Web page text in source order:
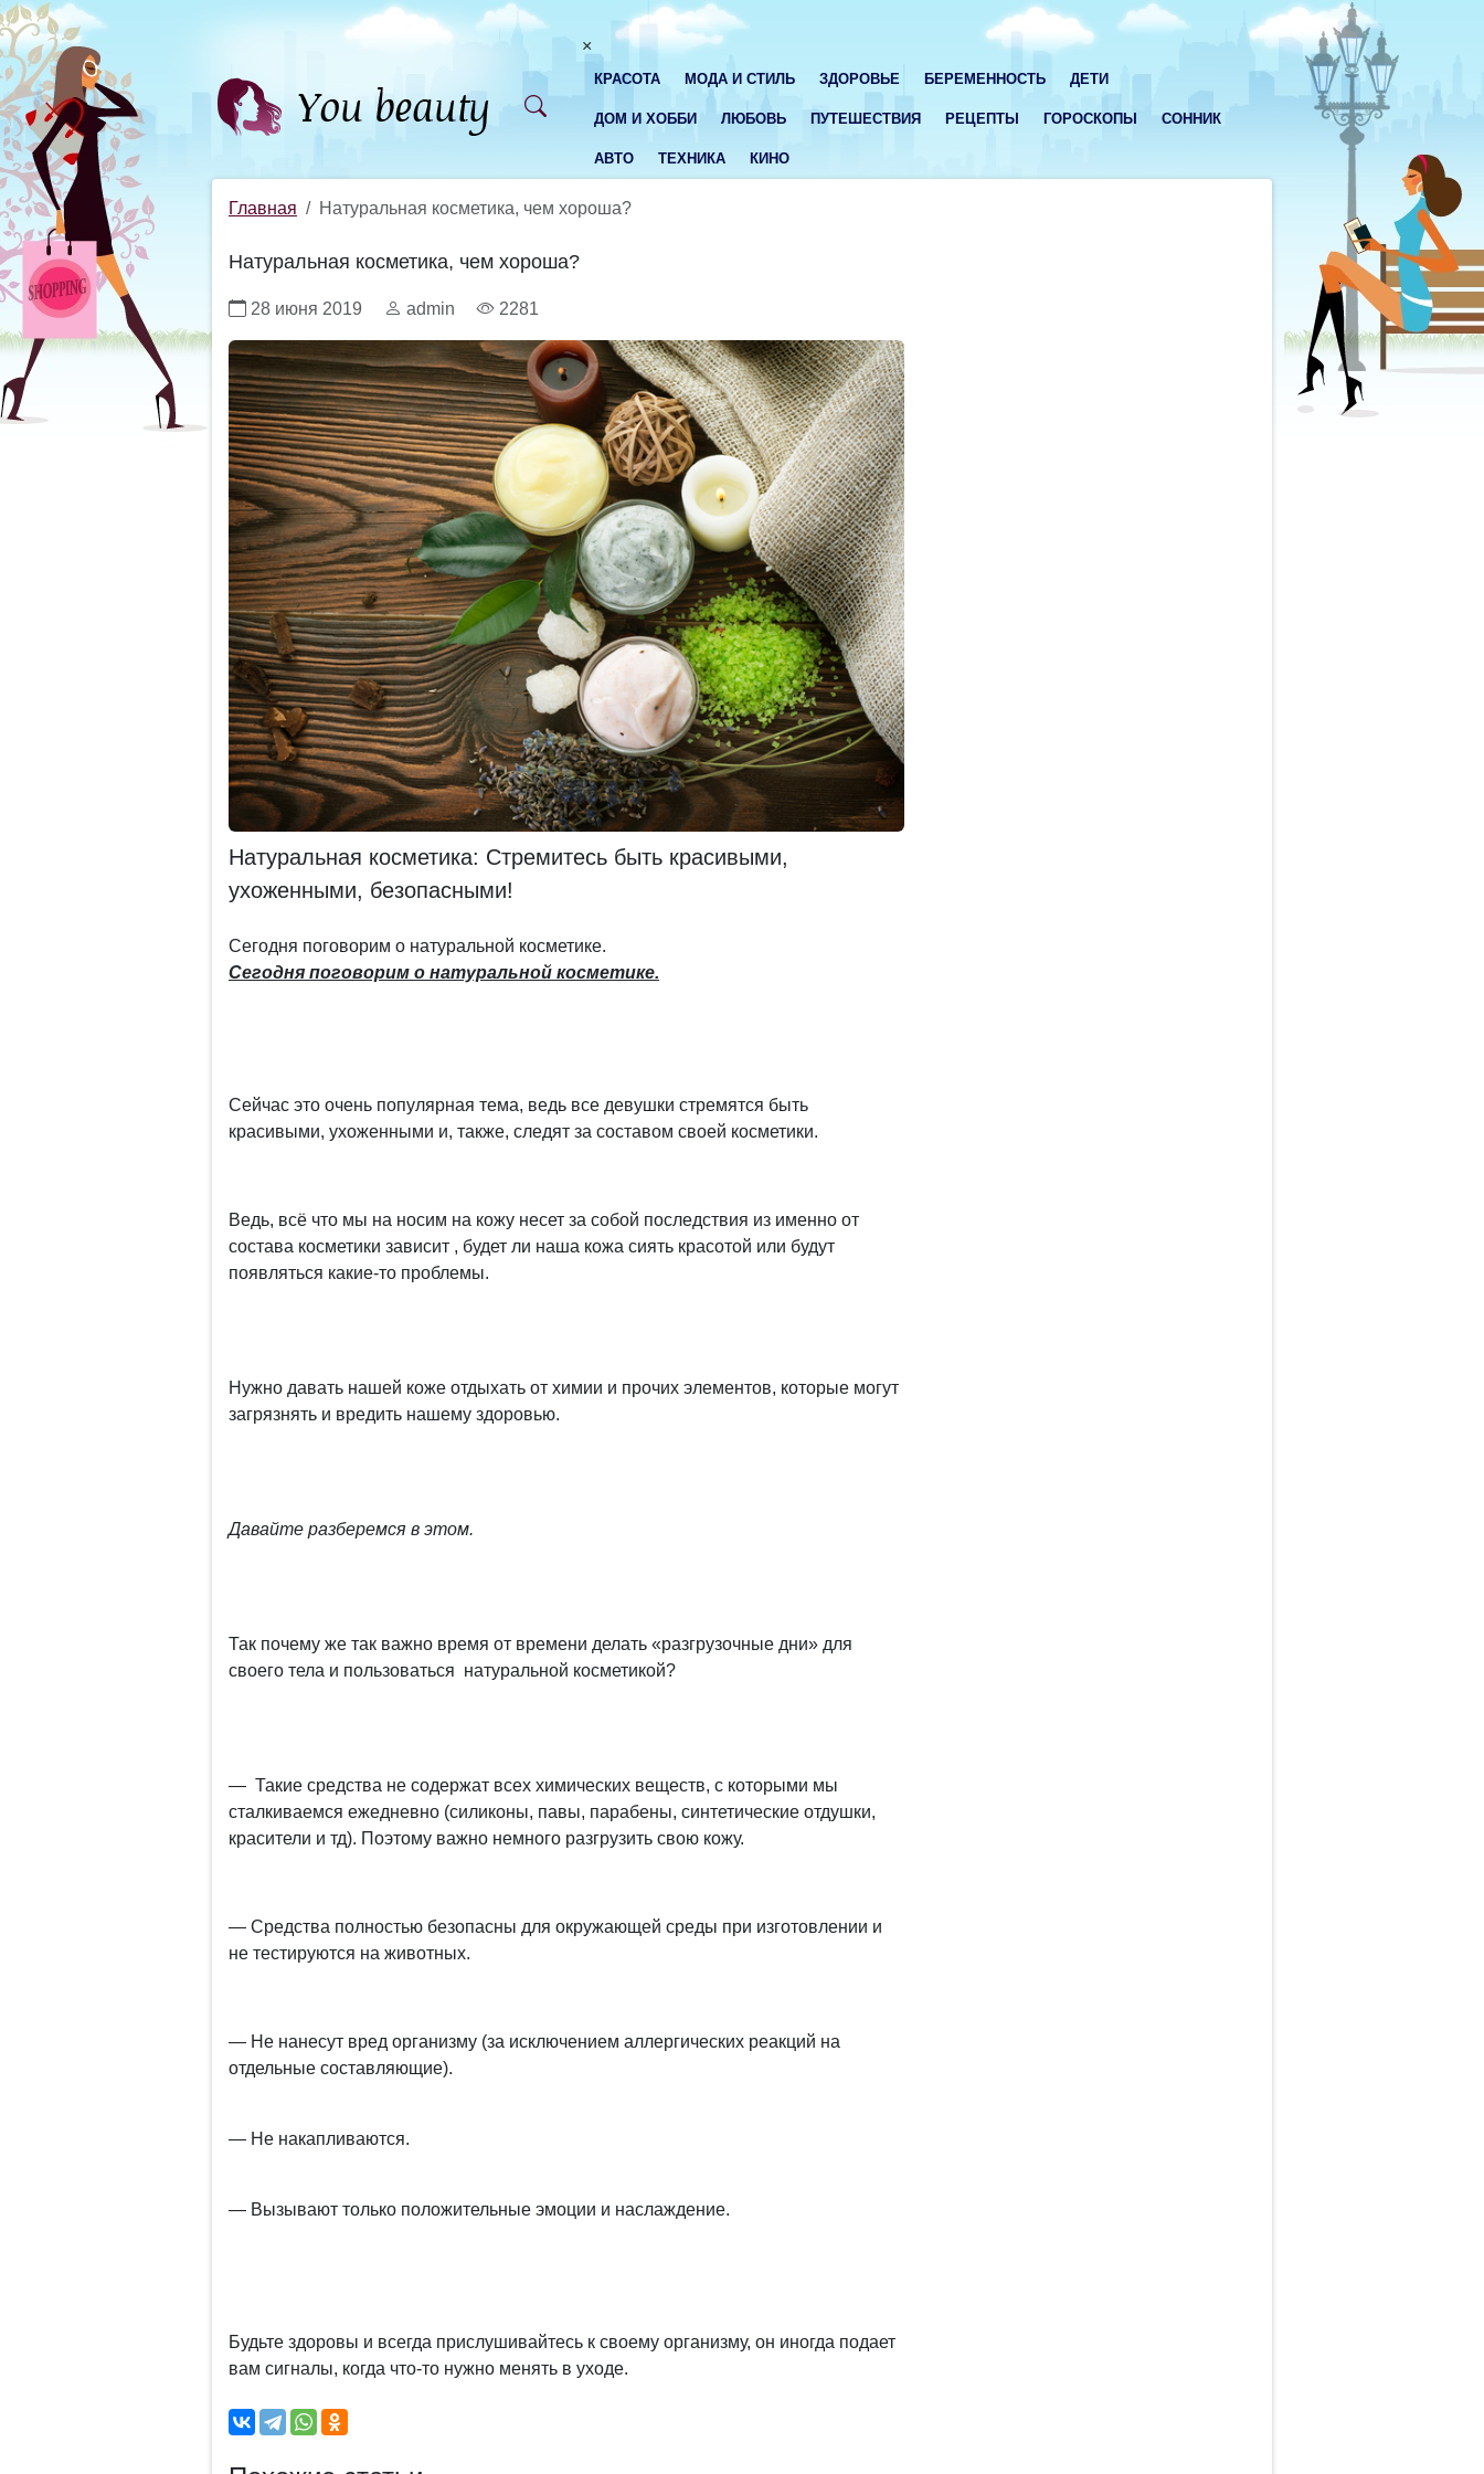
×
КРАСОТА МОДА И СТИЛЬ ЗДОРОВЬЕ БЕРЕМЕННОСТЬ ДЕТИ
ДОМ И ХОББИ ЛЮБОВЬ ПУТЕШЕСТВИЯ РЕЦЕПТЫ ГОРОСКОПЫ СОННИК
АВТО ТЕХНИКА КИНО
Главная Натуральная косметика, чем хороша?
Натуральная косметика, чем хороша?
28 июня 2019 admin 2281
Натуральная косметика: Стремитесь быть красивыми,
ухоженными, безопасными!
Сегодня поговорим о натуральной косметике.
Сегодня поговорим о натуральной косметике.
Сейчас это очень популярная тема, ведь все девушки стремятся быть
красивыми, ухоженными и, также, следят за составом своей косметики.
Ведь, всё что мы на носим на кожу несет за собой последствия из именно от
состава косметики зависит , будет ли наша кожа сиять красотой или будут
появляться какие-то проблемы.
Нужно давать нашей коже отдыхать от химии и прочих элементов, которые могут
загрязнять и вредить нашему здоровью.
Давайте разберемся в этом.
Так почему же так важно время от времени делать «разгрузочные дни» для
своего тела и пользоваться натуральной косметикой?
— Такие средства не содержат всех химических веществ, с которыми мы
сталкиваемся ежедневно (силиконы, павы, парабены, синтетические отдушки,
красители и тд). Поэтому важно немного разгрузить свою кожу.
— Средства полностью безопасны для окружающей среды при изготовлении и
не тестируются на животных.
— Не нанесут вред организму (за исключением аллергических реакций на
отдельные составляющие).
— Не накапливаются.
— Вызывают только положительные эмоции и наслаждение.
Будьте здоровы и всегда прислушивайтесь к своему организму, он иногда подает
вам сигналы, когда что-то нужно менять в уходе.